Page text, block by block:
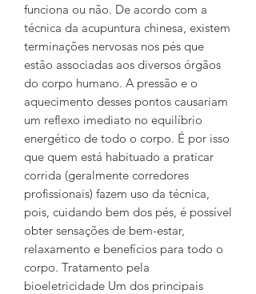
funciona ou não. De acordo com a
técnica da acupuntura chinesa, existem
terminações nervosas nos pés que
estão associadas aos diversos órgãos
do corpo humano. A pressão e o
aquecimento desses pontos causariam
um reflexo imediato no equilíbrio
energético de todo o corpo. É por isso
que quem está habituado a praticar
corrida (geralmente corredores
profissionais) fazem uso da técnica,
pois, cuidando bem dos pés, é possível
obter sensações de bem-estar,
relaxamento e benefícios para todo o
corpo. Tratamento pela
bioeletricidade Um dos principais